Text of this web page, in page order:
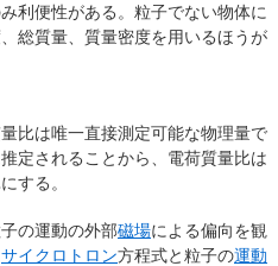
利便性がある。粒子でない物体に
総質量、質量密度を用いるほうが
比は唯一直接測定可能な物理量で
定されることから、電荷質量比は
する。
の運動の外部磁場による偏向を観
サイクロトロン方程式と粒子の運動